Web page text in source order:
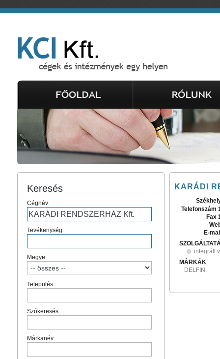
Keresés
Cégnév:
Tevékenység:
Megye:
Település:
Szókeresés:
Márkanév:
KARÁDI
Telefonszám
Fax
E-
integrált
MÁRKÁK
DELFIN,